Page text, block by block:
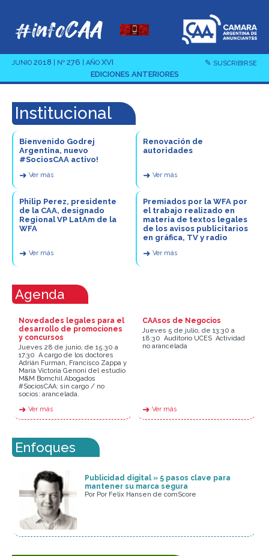
JUNIO 2018 | Nº 276 | AÑO XVI
EDICIONES ANTERIORES
✎ SUSCRIBIRSE
Institucional
Bienvenido Godrej
Argentina, nuevo
#SociosCAA activo!
➜ Ver más
Renovación de
autoridades
➜ Ver más
Philip Perez, presidente
de la CAA, designado
Regional VP LatAm de la
WFA
➜ Ver más
Premiados por la WFA por
el trabajo realizado en
materia de textos legales
de los avisos publicitarios
en gráfica, TV y radio
➜ Ver más
Agenda
Novedades legales para el
desarrollo de promociones
y concursos
Jueves 28 de junio, de 15.30 a
17.30  A cargo de los doctores
Adrián Furman, Francisco Zappa y
María Victoria Genoni del estudio
M&M Bomchil Abogados 
#SociosCAA: sin cargo / no
socios: arancelada.
➜ Ver más
CAAsos de Negocios
Jueves 5 de julio, de 13:30 a
18:30  Auditorio UCES  Actividad
no arancelada
➜ Ver más
Enfoques
Publicidad digital » 5 pasos clave para
mantener su marca segura
Por Por Felix Hansen de comScore